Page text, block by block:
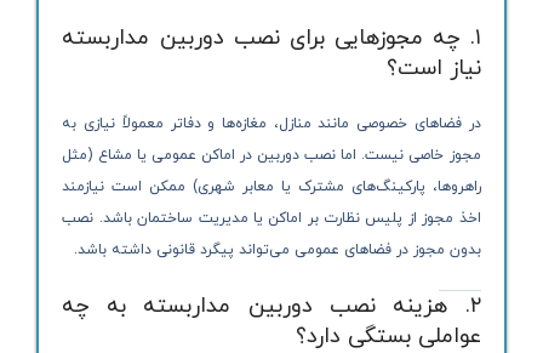
۱. چه مجوزهایی برای نصب دوربین مداربسته
نیاز است؟
در فضاهای خصوصی مانند منازل، مغازه‌ها و دفاتر معمولاً نیازی به
مجوز خاصی نیست. اما نصب دوربین در اماکن عمومی یا مشاع (مثل
راهروها، پارکینگ‌های مشترک یا معابر شهری) ممکن است نیازمند
اخذ مجوز از پلیس نظارت بر اماکن یا مدیریت ساختمان باشد. نصب
بدون مجوز در فضاهای عمومی می‌تواند پیگرد قانونی داشته باشد.
۲. هزینه نصب دوربین مداربسته به چه
عواملی بستگی دارد؟